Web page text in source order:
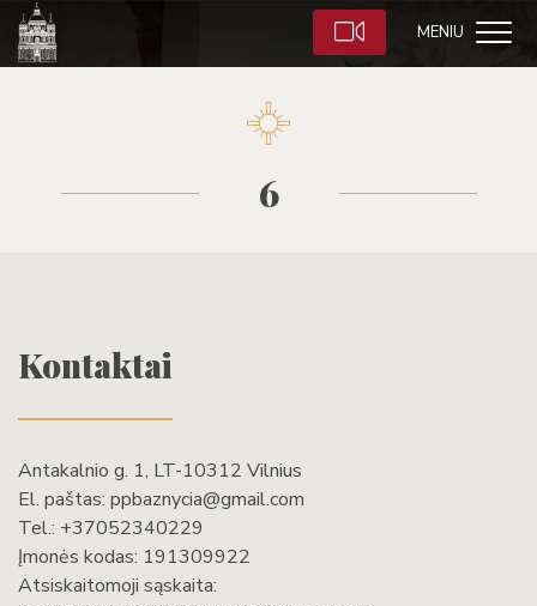
MENIU
6
Kontaktai
Antakalnio g. 1, LT-10312 Vilnius
El. paštas: ppbaznycia@gmail.com
Tel.: +37052340229
Įmonės kodas: 191309922
Atsiskaitomoji sąskaita: